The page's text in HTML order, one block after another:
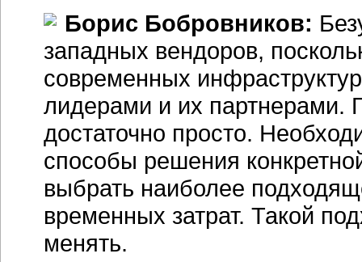
Борис Бобровников:
западных вендоров,
современных
лидерами и их партнерами.
достаточно просто.
способы решения
выбрать наиболее
временных затрат. Такой
менять.